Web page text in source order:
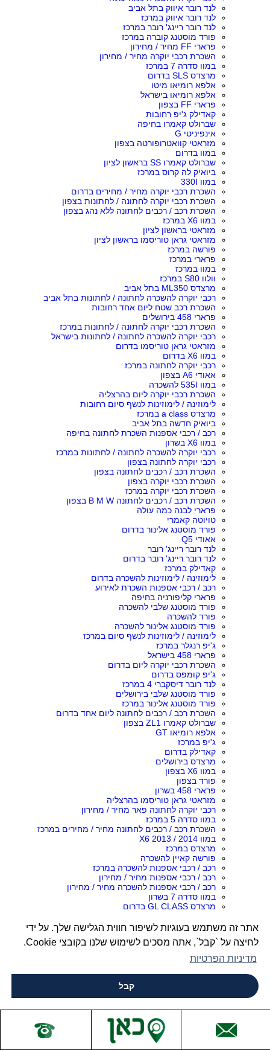
אתר זה משתמש בעוגיות לשיפור חווית הגלישה שלך. על ידי
לחיצה על `קבל`, אתה מסכים לשימוש שלנו בקובצי Cookie.
מדיניות הפרטיות
קבל
לנד רובר איווק בתל אביב
לנד רובר איווק במרכז
לנד רובר ריינג' רובר במרכז
פורד מוסטנג קוברה במרכז
פרארי FF מחיר / מחירון
השכרת רכבי יוקרה מחיר / מחירון
במוו סדרה 7 במרכז
מרצדס SLS בדרום
אלפא רומיאו מיטו
אלפא רומיאו בישראל
פרארי FF בצפון
קאדילק ג'יפ רחובות
שברולט קאמרו בחיפה
אינפיניטי G
מזראטי קוואטרופורטה בצפון
במוו בדרום
שברולט קאמרו SS בראשון לציון
ביואיק לה קרוס במרכז
במוו 330I
השכרת רכבי יוקרה מחיר / מחירים בדרום
השכרת רכבי יוקרה לחתונה / לחתונות בצפון
השכרת רכב / רכבים לחתונה ללא נהג בצפון
במוו X6 במרכז
מזראטי בראשון לציון
מזראטי גראן טוריסמו בראשון לציון
פורשה במרכז
פרארי במרכז
במוו במרכז
וולוו S80 במרכז
מרצדס ML350 בתל אביב
רכבי יוקרה להשכרה לחתונה / לחתונות בתל אביב
השכרת רכב שטח ליום אחד רחובות
פרארי 458 בירושלים
השכרת רכבי יוקרה לחתונה / לחתונות במרכז
רכבי יוקרה להשכרה לחתונה / לחתונות בישראל
מזראטי גראן טוריסמו בדרום
במוו X6 בדרום
רכבי יוקרה לחתונה במרכז
אאודי A6 בצפון
במוו 535I להשכרה
השכרת רכבי יוקרה ליום בהרצליה
לימוזינה / לימוזינות לנשף סיום רחובות
מרצדס a class במרכז
ביואיק חדשה בתל אביב
רכב / רכבי אספנות השכרת לחתונה בחיפה
במוו X6 בשרון
רכבי יוקרה להשכרה לחתונה / לחתונות במרכז
רכבי יוקרה לחתונה בצפון
השכרת רכב / רכבים לחתונה בצפון
השכרת רכבי יוקרה בצפון
השכרת רכבי יוקרה במרכז
השכרת רכב / רכבים לחתונה B M W בצפון
פרארי לבנה כמה עולה
טויוטה קאמרי
פורד מוסטנג אלינור בדרום
אאודי Q5
לנד רובר ריינג' רובר
לנד רובר ריינג' רובר בדרום
קאדילק במרכז
לימוזינה / לימוזינות להשכרה בדרום
רכב / רכבי אספנות השכרת לאירוע
פרארי קליפורניה בחיפה
פורד מוסטנג שלבי להשכרה
פורד להשכרה
פורד מוסטנג אלינור להשכרה
לימוזינה / לימוזינות לנשף סיום במרכז
ג'יפ רנגלר במרכז
פרארי 458 בישראל
השכרת רכבי יוקרה ליום בדרום
ג'יפ קומפס בדרום
לנד רובר דיסקברי 4 במרכז
פורד מוסטנג שלבי בירושלים
פורד מוסטנג אלינור במרכז
השכרת רכב / רכבים לחתונה ליום אחד בדרום
שברולט קאמרו ZL1 בצפון
אלפא רומיאו GT
ג'יפ במרכז
קאדילק בדרום
מרצדס בירושלים
במוו X6 בצפון
פורד בצפון
פרארי 458 בשרון
מזראטי גראן טוריסמו בהרצליה
רכבי יוקרה לחתונה פאר מחיר / מחירון
במוו סדרה 5 במרכז
השכרת רכב / רכבים לחתונה מחיר / מחירים במרכז
במוו X6 2013 / 2014
מרצדס במרכז
פורשה קאיין להשכרה
רכב / רכבי אספנות להשכרה במרכז
רכב / רכבי אספנות מחיר / מחירון
רכב / רכבי אספנות להשכרה מחיר / מחירון
במוו סדרה 7 בשרון
מרצדס GL CLASS בדרום
לנד רובר ריינג' רובר בישראל
לימוזינה / לימוזינות לחתונה / לחתונות במרכז
שברולט קאמרו SS בחיפה
השכרת רכבי יוקרה לצעירים בהרצליה
השכרת רכב / רכבים לחתונה ללא נהג במרכז
השכרת רכב / רכבים לחתונה במרכז
מרצדס ויטו מחיר / מחירון
מרצדס a class בחיפה
רכב / רכבי אספנות לחתונה בשרון